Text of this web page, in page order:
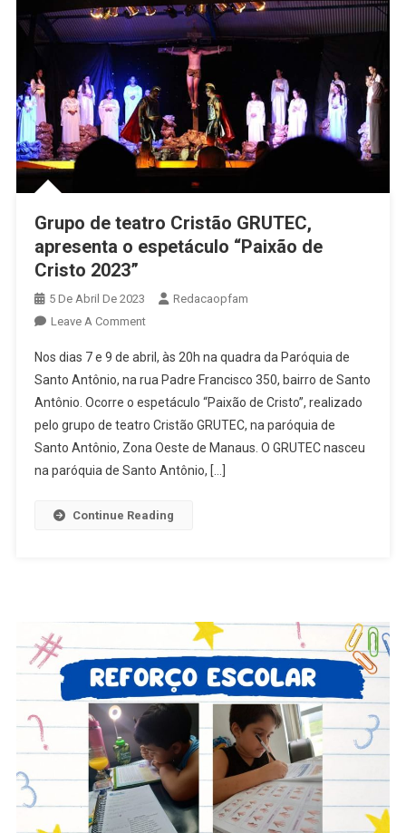
Grupo de teatro Cristão GRUTEC,
apresenta o espetáculo “Paixão de
Cristo 2023”
5 De Abril De 2023
Redacaopfam
Leave A CommentOn
De
Teatro
Cristão
GRUTEC,
Apresenta
O
“Paixão
Nos dias 7 e 9 de abril, às 20h na quadra da Paróquia de
Santo Antônio, na rua Padre Francisco 350, bairro de Santo
Antônio. Ocorre o espetáculo “Paixão de Cristo”, realizado
pelo grupo de teatro Cristão GRUTEC, na paróquia de
Santo Antônio, Zona Oeste de Manaus. O GRUTEC nasceu
na paróquia de Santo Antônio, […]
Continue Reading